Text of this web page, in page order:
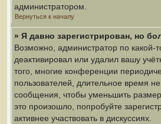
администратором.
Вернуться к началу
» Я давно зарегистрирован, но
Возможно, администратор по какой-
деактивировал или удалил вашу
того, многие конференции
пользователей, длительное время
сообщения, чтобы уменьшить
это произошло, попробуйте
активнее участвовать в дискуссиях.